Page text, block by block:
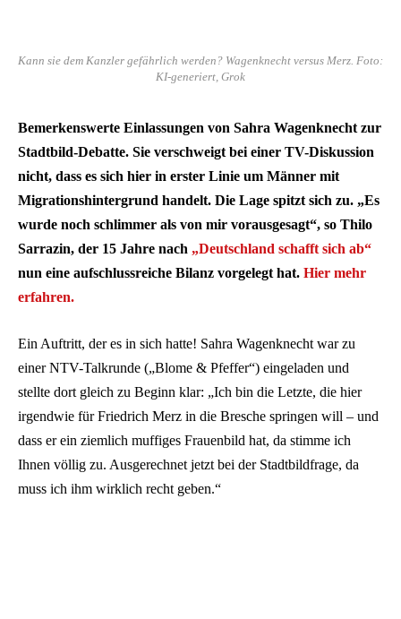
Kann sie dem Kanzler gefährlich werden? Wagenknecht versus Merz. Foto:
KI-generiert, Grok
Bemerkenswerte Einlassungen von Sahra Wagenknecht zur
Stadtbild-Debatte. Sie verschweigt bei einer TV-Diskussion
nicht, dass es sich hier in erster Linie um Männer mit
Migrationshintergrund handelt. Die Lage spitzt sich zu. „Es
wurde noch schlimmer als von mir vorausgesagt“, so Thilo
Sarrazin, der 15 Jahre nach „Deutschland schafft sich ab“
nun eine aufschlussreiche Bilanz vorgelegt hat. Hier mehr
erfahren.
Ein Auftritt, der es in sich hatte! Sahra Wagenknecht war zu
einer NTV-Talkrunde („Blome & Pfeffer“) eingeladen und
stellte dort gleich zu Beginn klar: „Ich bin die Letzte, die hier
irgendwie für Friedrich Merz in die Bresche springen will – und
dass er ein ziemlich muffiges Frauenbild hat, da stimme ich
Ihnen völlig zu. Ausgerechnet jetzt bei der Stadtbildfrage, da
muss ich ihm wirklich recht geben.“